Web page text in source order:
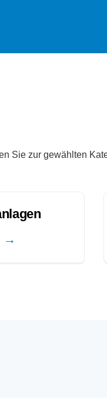
Sie zur gewählten